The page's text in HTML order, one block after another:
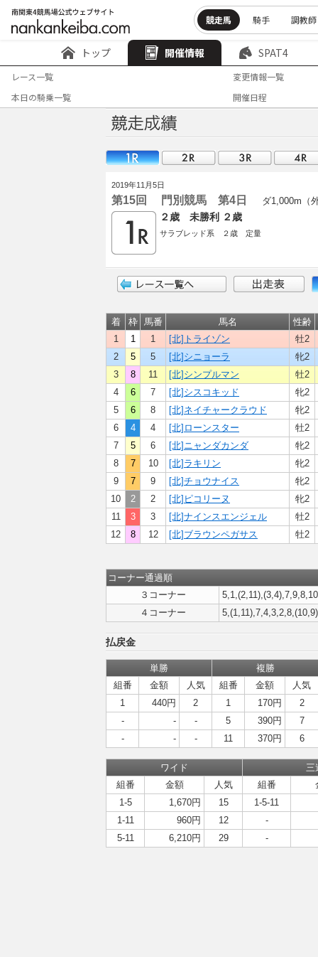
競走馬 騎手 調教師
トップ 開催情報 SPAT4
レース一覧
変更情報一覧
本日の騎乗一覧
開催日程
2019年11月5日
第15回 門別競馬 第4日 ダ1,000m（
２歳 未勝利 ２歳
サラブレッド系 ２歳 定量
着 枠 馬番 馬名
性齢
1
1 1 [北]トライゾン
牡2
2
5 5 [北]シニョーラ
牝2
3
8 11 [北]シンプルマン
牡2
4
6 7 [北]シスコキッド
牝2
5
6 8 [北]ネイチャークラウド
牝2
6
4 4 [北]ローンスター
牡2
7
5 6 [北]ニャンダカンダ
牝2
8
7 10 [北]ラキリン
牝2
9
7 9 [北]チョウナイス
牝2
10
2 2 [北]ピコリーヌ
牝2
11
3 3 [北]ナインスエンジェル
牡2
12
8 12 [北]ブラウンペガサス 牡2
コーナー通過順
３コーナー
４コーナー
払戻金
単勝
複勝
組番
金額 人気 組番 金額
人気
1
440円 2 1 170円
2
-
- - 5 390円
7
-
- - 11 370円 6
ワイド
三
組番
金額 人気 組番
1-5
1,670円 15
1-5-11
1-11
960円 12
-
5-11
6,210円 29 -